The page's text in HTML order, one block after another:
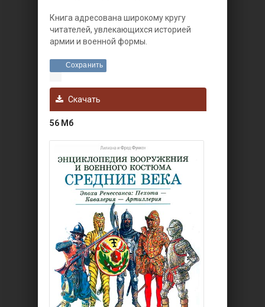
Книга адресована широкому кругу
читателей, увлекающихся историей
армии и военной формы.
Сохранить
Скачать
56 Мб